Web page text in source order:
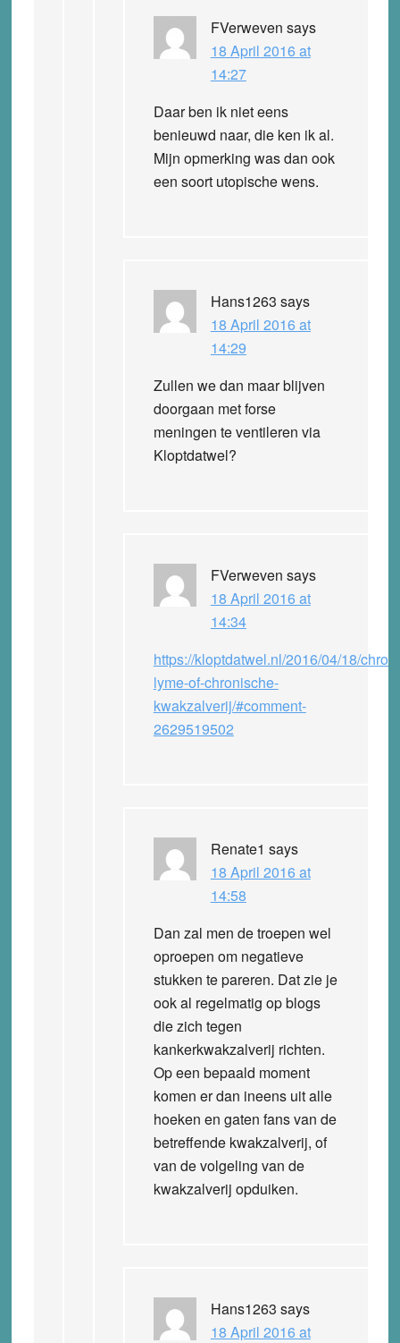
FVerweven says
18 April 2016 at
14:27
Daar ben ik niet eens
benieuwd naar, die ken ik al.
Mijn opmerking was dan ook
een soort utopische wens.
Hans1263 says
18 April 2016 at
14:29
Zullen we dan maar blijven
doorgaan met forse
meningen te ventileren via
Kloptdatwel?
FVerweven says
18 April 2016 at
14:34
https://kloptdatwel.nl/2016/04/18/
lyme-of-chronische-
kwakzalverij/#comment-
2629519502
Renate1 says
18 April 2016 at
14:58
Dan zal men de troepen wel
oproepen om negatieve
stukken te pareren. Dat zie je
ook al regelmatig op blogs
die zich tegen
kankerkwakzalverij richten.
Op een bepaald moment
komen er dan ineens uit alle
hoeken en gaten fans van de
betreffende kwakzalverij, of
van de volgeling van de
kwakzalverij opduiken.
Hans1263 says
18 April 2016 at